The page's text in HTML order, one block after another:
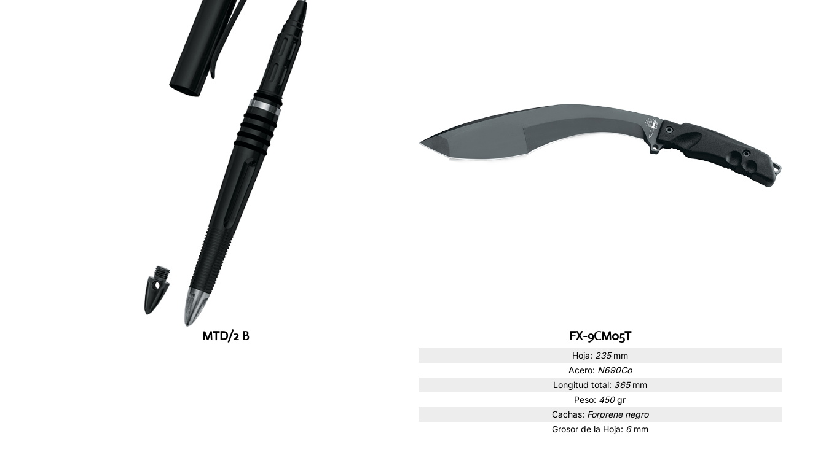
MTD/2 B FX-9CM05T
Hoja: 235 mm
Acero: N690Co
Longitud total: 365 mm
Peso: 450 gr
Cachas: Forprene negro
Grosor de la Hoja: 6 mm